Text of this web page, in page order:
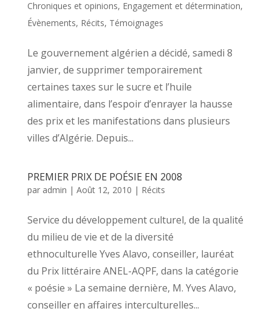
Chroniques et opinions, Engagement et détermination,
Évènements, Récits, Témoignages
Le gouvernement algérien a décidé, samedi 8
janvier, de supprimer temporairement
certaines taxes sur le sucre et l’huile
alimentaire, dans l’espoir d’enrayer la hausse
des prix et les manifestations dans plusieurs
villes d’Algérie. Depuis...
PREMIER PRIX DE POÉSIE EN 2008
par admin | Août 12, 2010 | Récits
Service du développement culturel, de la qualité
du milieu de vie et de la diversité
ethnoculturelle Yves Alavo, conseiller, lauréat
du Prix littéraire ANEL-AQPF, dans la catégorie
« poésie » La semaine dernière, M. Yves Alavo,
conseiller en affaires interculturelles...